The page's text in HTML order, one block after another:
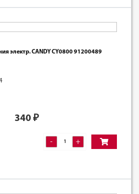
электр. CANDY CY0800 91200489
340 ₽
- +